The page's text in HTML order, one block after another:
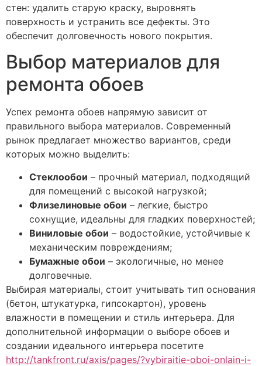
стен: удалить старую краску, выровнять
поверхность и устранить все дефекты. Это
обеспечит долговечность нового покрытия.
Выбор материалов для
ремонта обоев
Успех ремонта обоев напрямую зависит от
правильного выбора материалов. Современный
рынок предлагает множество вариантов, среди
которых можно выделить:
Стеклообои – прочный материал, подходящий
для помещений с высокой нагрузкой;
Флизелиновые обои – легкие, быстро
сохнущие, идеальны для гладких поверхностей;
Виниловые обои – водостойкие, устойчивые к
механическим повреждениям;
Бумажные обои – экологичные, но менее
долговечные.
Выбирая материалы, стоит учитывать тип основания
(бетон, штукатурка, гипсокартон), уровень
влажности в помещении и стиль интерьера. Для
дополнительной информации о выборе обоев и
создании идеального интерьера посетите
http://tankfront.ru/axis/pages/?vybiraitie-oboi-onlain-i-